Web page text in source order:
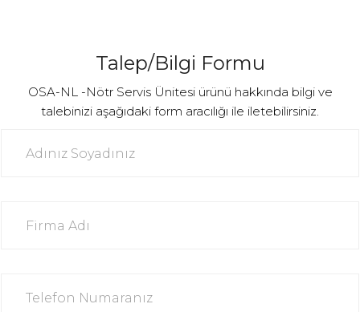
Talep/Bilgi Formu
OSA-NL -Nötr Servis Ünitesi ürünü hakkında bilgi ve
talebinizi aşağıdaki form aracılığı ile iletebilirsiniz.